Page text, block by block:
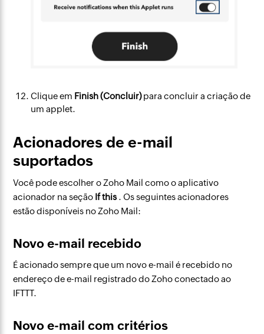
Clique em Finish (Concluir)para concluir a criação de
um applet.
Acionadores de e-mail
suportados
Você pode escolher o Zoho Mail como o aplicativo
acionador na seção If this . Os seguintes acionadores
estão disponíveis no Zoho Mail:
Novo e-mail recebido
É acionado sempre que um novo e-mail é recebido no
endereço de e-mail registrado do Zoho conectado ao
IFTTT.
Novo e-mail com critérios